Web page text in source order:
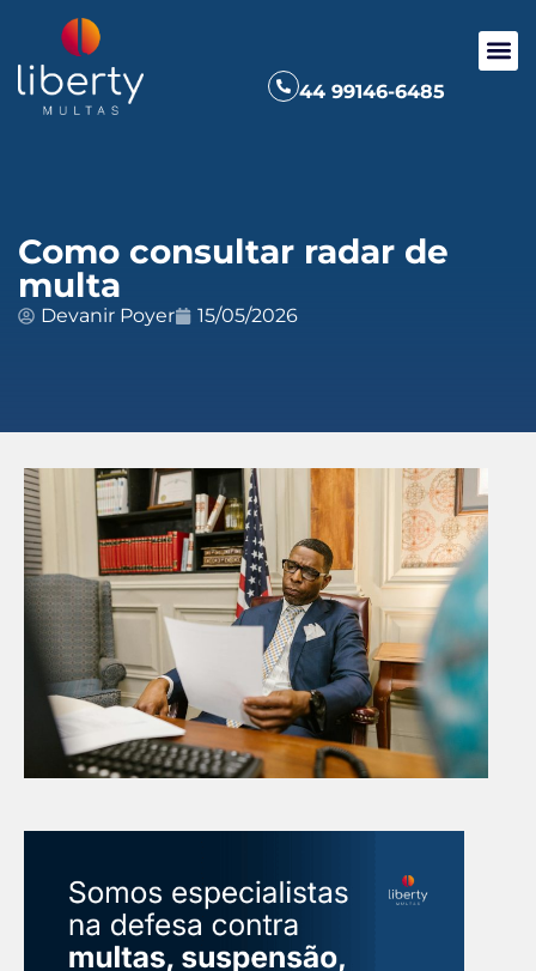
44 99146-6485
Como consultar radar de
multa
Devanir Poyer 15/05/2026